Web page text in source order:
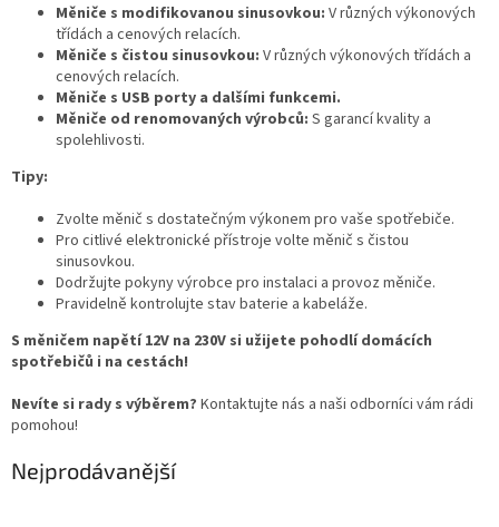
Měniče s modifikovanou sinusovkou: V různých výkonových
třídách a cenových relacích.
Měniče s čistou sinusovkou: V různých výkonových třídách a
cenových relacích.
Měniče s USB porty a dalšími funkcemi.
Měniče od renomovaných výrobců: S garancí kvality a
spolehlivosti.
Tipy:
Zvolte měnič s dostatečným výkonem pro vaše spotřebiče.
Pro citlivé elektronické přístroje volte měnič s čistou
sinusovkou.
Dodržujte pokyny výrobce pro instalaci a provoz měniče.
Pravidelně kontrolujte stav baterie a kabeláže.
S měničem napětí 12V na 230V si užijete pohodlí domácích
spotřebičů i na cestách!
Nevíte si rady s výběrem? Kontaktujte nás a naši odborníci vám rádi
pomohou!
Nejprodávanější